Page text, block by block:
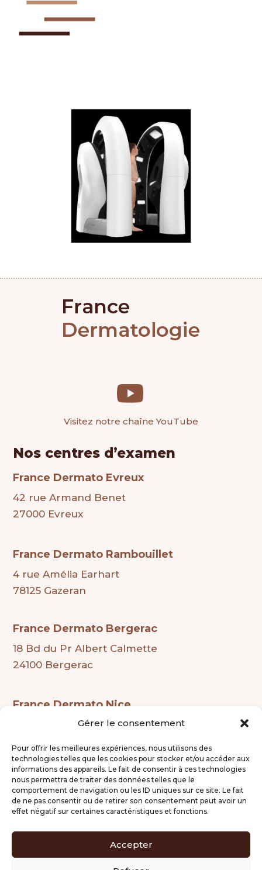
Gérer le consentement
Pour offrir les meilleures expériences, nous utilisons des
technologies telles que les cookies pour stocker et/ou accéder aux
informations des appareils. Le fait de consentir à ces technologies
nous permettra de traiter des données telles que le
comportement de navigation ou les ID uniques sur ce site. Le fait
de ne pas consentir ou de retirer son consentement peut avoir un
effet négatif sur certaines caractéristiques et fonctions.
Accepter
Visitez notre chaîne YouTube
Nos centres d’examen
France Dermato Evreux
42 rue Armand Benet
27000 Evreux
France Dermato Rambouillet
4 rue Amélia Earhart
78125 Gazeran
France Dermato Bergerac
18 Bd du Pr Albert Calmette
24100 Bergerac
France Dermato Nice
Ouverture prochaine
Mentions légales
Gestion des cookies
Politique de confidentialité